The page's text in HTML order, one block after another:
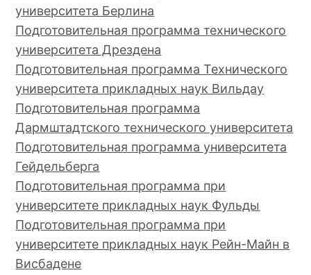
университета Берлина
Подготовительная программа технического
университета Дрездена
Подготовительная программа Технического
университета прикладных наук Вильдау
Подготовительная программа
Дармштадтского технического университета
Подготовительная программа университета
Гейдельберга
Подготовительная программа при
университете прикладных наук Фульды
Подготовительная программа при
университете прикладных наук Рейн-Майн в
Висбадене